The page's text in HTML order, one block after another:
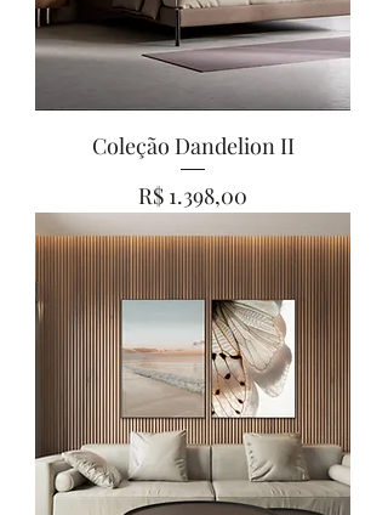
Coleção Dandelion II
Preço
R$ 1.398,00